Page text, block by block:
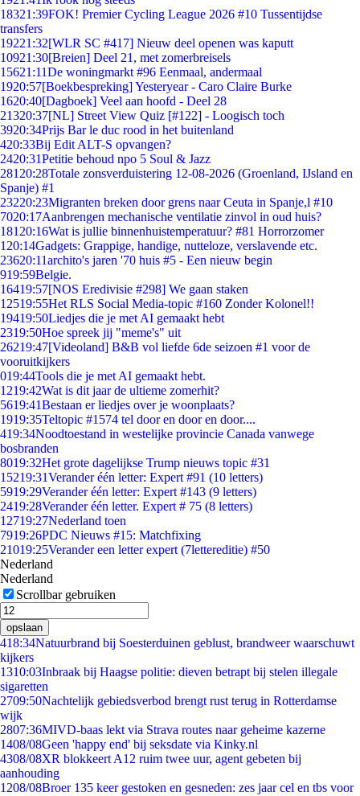
18321:39FOK! Premier Cycling League 2026 #10 Tussentijdse
transfers
19221:32[WLR SC #417] Nieuw deel openen was kaputt
10921:30[Breien] Deel 21, met zomerbreisels
15621:11De woningmarkt #96 Eenmaal, andermaal
1920:57[Boekbespreking] Yesteryear - Caro Claire Burke
1620:40[Dagboek] Veel aan hoofd - Deel 28
21320:37[NL] Street View Quiz [#122] - Loogisch toch
3920:34Prijs Bar le duc rood in het buitenland
420:33Bij Edit ALT-S opvangen?
2420:31Petitie behoud npo 5 Soul & Jazz
281 20:28Totale zonsverduistering 12-08-2026 (Groenland, IJsland en
Spanje) #1
23220:23Migranten breken door grens naar Ceuta in Spanje,l #10
7020:17Aanbrengen mechanische ventilatie zinvol in oud huis?
181 20:16Wat is jullie binnenhuistemperatuur? #81 Horrorzomer
1 20:14Gadgets: Grappige, handige, nutteloze, verslavende etc.
23620:11archito's jaren '70 huis #5 - Een nieuw begin
919:59Belgie.
16419:57[NOS Eredivisie #298] We gaan staken
12519:55Het RLS Social Media-topic #160 Zonder Kolonel!!
19419:50Liedjes die je met AI gemaakt hebt
2319:50Hoe spreek jij "meme's" uit
26219:47[Videoland] B&B vol liefde 6de seizoen #1 voor de
vooruitkijkers
019:44Tools die je met AI gemaakt hebt.
1219:42Wat is dit jaar de ultieme zomerhit?
5619:41Bestaan er liedjes over je woonplaats?
1919:35Teltopic #1574 tel door en door en door....
419:34Noodtoestand in westelijke provincie Canada vanwege
bosbranden
8019:32Het grote dagelijkse Trump nieuws topic #31
15219:31Verander één letter: Expert #91 (10 letters)
5919:29Verander één letter: Expert #143 (9 letters)
2419:28Verander één letter. Expert # 75 (8 letters)
12719:27Nederland toen
7919:26PDC Nieuws #15: Matchfixing
21019:25Verander een letter expert (7lettereditie) #50
Nederland
Nederland
Scrollbar gebruiken
opslaan
418:34Natuurbrand bij Soesterduinen geblust, brandweer waarschuwt
kijkers
1310:03Inbraak bij Haagse politie: dieven betrapt bij stelen illegale
sigaretten
2709:50Nachtelijk gebiedsverbod brengt rust terug in Rotterdamse
wijk
2807:36MIVD-baas lekt via Strava routes naar geheime kazerne
1408/08Geen 'happy end' bij seksdate via Kinky.nl
4308/08XR blokkeert A12 ruim twee uur, agent gebeten bij
aanhouding
1208/08Broer 135 keer gestoken en gesneden: zes jaar cel en tbs voor